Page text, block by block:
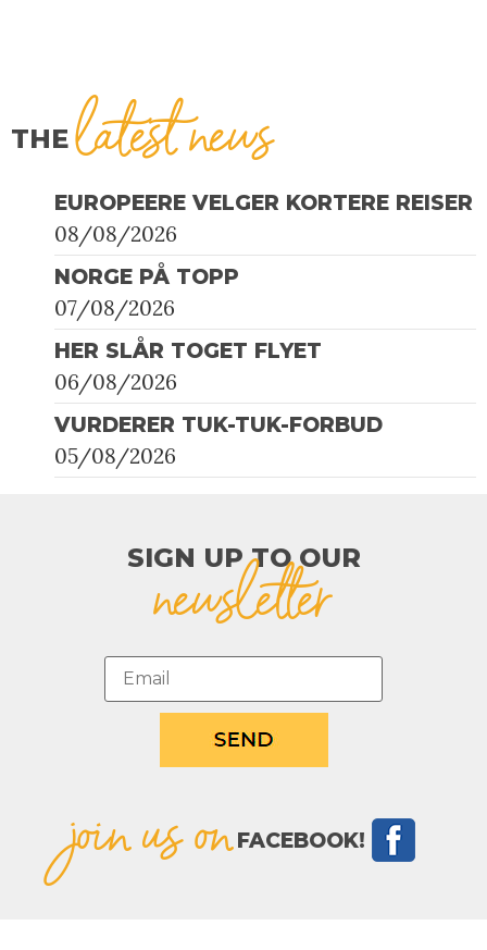
THElatest news
EUROPEERE VELGER KORTERE REISER
08/08/2026
NORGE PÅ TOPP
07/08/2026
HER SLÅR TOGET FLYET
06/08/2026
VURDERER TUK-TUK-FORBUD
05/08/2026
SIGN UP TO OUR​
newsletter
join us on FACEBOOK!